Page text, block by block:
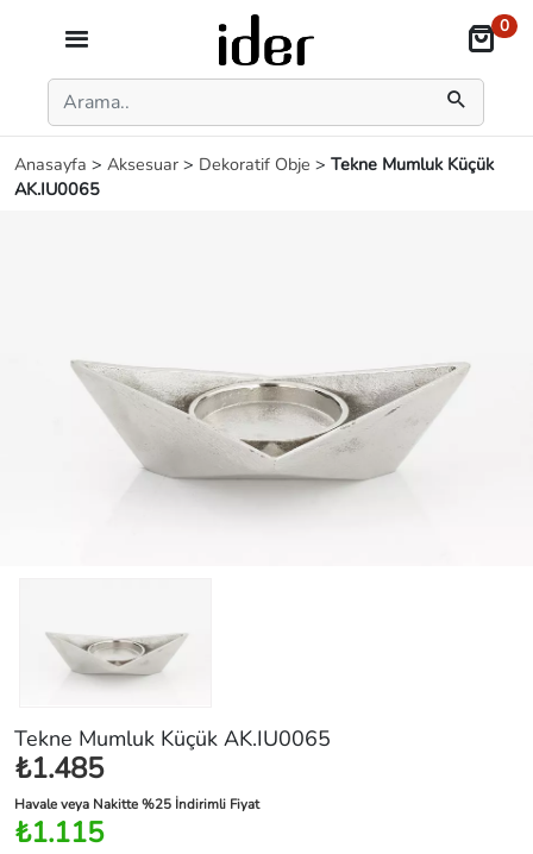
0
Anasayfa > Aksesuar > Dekoratif Obje > Tekne Mumluk Küçük
AK.IU0065
Tekne Mumluk Küçük AK.IU0065
₺1.485
Havale veya Nakitte %25 İndirimli Fiyat
₺1.115